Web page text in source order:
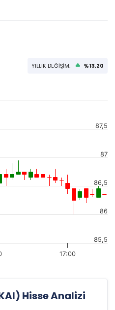
YILLIK DEĞİŞİM: %13,20
17:00
85,5
86
86,5
87
87,5
Hisse Analizi